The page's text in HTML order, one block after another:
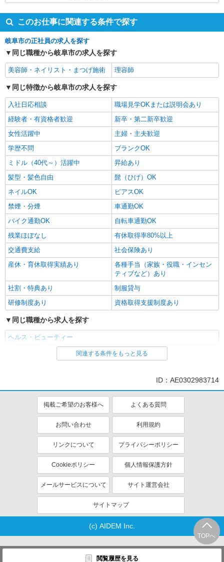
TOPへ
含む25日出社の場合 トップスタイリスト（20代
入社4年） 月給59.7万円/固定給270,160円＋特別手
当258,840円＋その他手当68,000円 ・売上特別手
当0円〜382,000円（2025年4月給与参考） ・売上
特別手当は店舗売上に応じて支給 ※万が一、最低
賃金を下回る場合は調整手当で補填します。
このお仕事に関連する条件で探す
岐阜市の正社員の求人を探す
同じ職種から岐阜市の求人を探す
美容師・ネイリスト・まつげ施術 理容師
同じ特徴から岐阜市の求人を探す
入社日応相談
職場見学OKまたは説明会あり
経験者・有資格者歓迎
新卒・第二新卒歓迎
女性活躍中
主婦・主夫歓迎
学歴不問
ブランクOK
ミドル（40代～）活躍中
昇給あり
髪型・髪色自由
髭（ひげ）OK
ネイルOK
ピアスOK
禁煙・分煙
車通勤OK
バイク通勤OK
自転車通勤OK
残業ほぼなし
有休取得率80%以上
交通費支給
社会保険あり
産休・育休取得実績あり
各種手当（家族・役職・インセン
ティブなど）あり
社割・特典あり
制服貸与
研修制度あり
資格取得支援制度あり
同じ職種から求人を探す
ヘルス・ビューティー
同じ特徴から求人を探す
産休・育休取得実績あり
関連する条件をもっと見る
閲覧履歴を見る
ID：AE0302983714
掲載ご希望のお客様へ よくある質問
お問い合わせ 利用規約
リンクについて プライバシーポリシー
Cookieポリシー 個人情報保護方針
メールサービスについて サイト運営会社
サイトマップ
(c) AIDEM Inc.